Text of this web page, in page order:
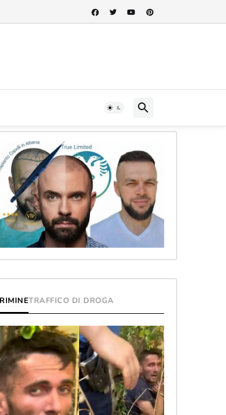
storia albanese...
TRAFFICO DI DROGA